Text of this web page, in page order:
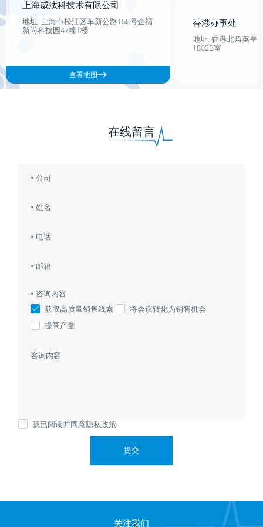
上海威汰科技术有限公司
地址: 上海市松江区车新公路158号企福
新尚科技园47幢1楼
查看地图
香港办事处
地址: 香港北角英皇
1802B室
在线留言
* 咨询内容
获取高质量销售线索
将会议转化为销售机会
提高产量
我已阅读并同意隐私政策
提交
关注我们